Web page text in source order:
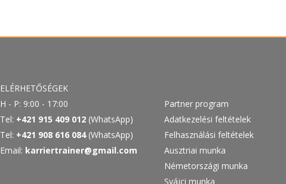
ELÉRHETŐSÉGEK
H - P: 9:00 - 17:00
Tel: +421 915 409 012 (WhatsApp)
Tel: +421 908 616 084(WhatsApp)
Email: karriertrainer@gmail.com
Partner program
Adatkezelési feltételek
Felhasználási feltételek
Ausztriai munka
Németországi munka
Svájci munka